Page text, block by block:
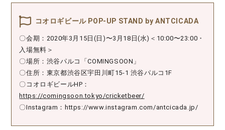
コオロギビール POP-UP STAND by ANTCICADA
〇会期：2020年3月15日(日)〜3月18日(水)＜10:00〜23:00・
入場無料＞
〇場所：渋谷パルコ「COMINGSOON」
〇住所：東京都渋谷区宇田川町15-1 渋谷パルコ1F
〇コオロギビールHP：
https://comingsoon.tokyo/cricketbeer/
〇Instagram：https://www.instagram.com/antcicada.jp/